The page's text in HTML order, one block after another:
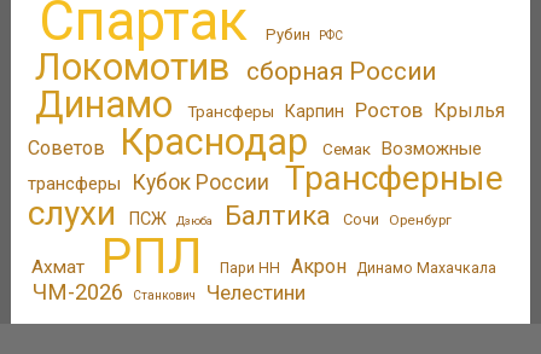
Спартак Рубин РФС
Локомотив сборная России
Динамо Трансферы Карпин Ростов
Крылья
Советов
Краснодар Семак Возможные
трансферы
Кубок России
Трансферные
слухи
ПСЖ Дзюба Балтика Сочи Оренбург
Ахмат РПЛ Пари НН Акрон Динамо Махачкала
ЧМ-2026 Станкович Челестини